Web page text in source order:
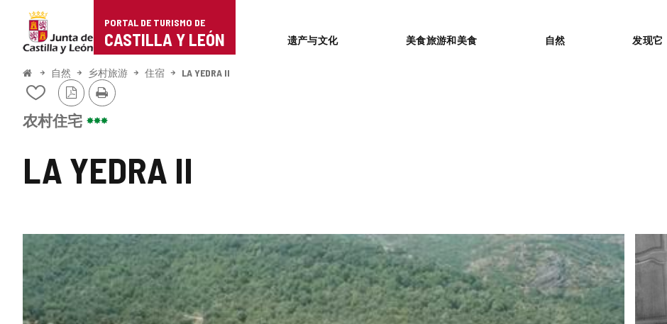
Portal
de
Turismo
Castilla
León
PORTAL DE TURISMO DE
CASTILLA Y LEÓN 遗产与文化 美食旅游和美食 自然 发现它
开
始
自然 乡村旅游 住宿 LA YEDRA II
LA YEDRA II
从
的
笔
本
中
除
PDF
版
本
打
印
图
片
库
农村住宅